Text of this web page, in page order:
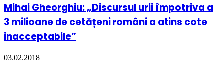
Mihai Gheorghiu: „Discursul urii împotriva a
3 milioane de cetățeni români a atins cote
inacceptabile”
03.02.2018